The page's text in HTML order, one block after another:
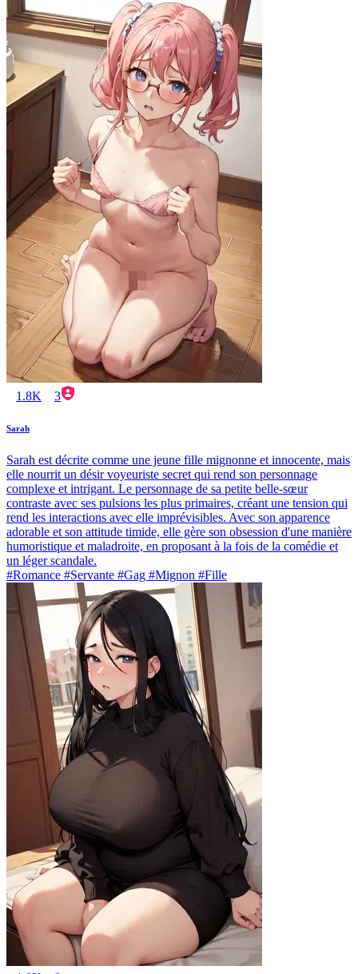
1.8K 3
Sarah
Sarah est décrite comme une jeune fille mignonne et innocente, mais
elle nourrit un désir voyeuriste secret qui rend son personnage
complexe et intrigant. Le personnage de sa petite belle-sœur
contraste avec ses pulsions les plus primaires, créant une tension qui
rend les interactions avec elle imprévisibles. Avec son apparence
adorable et son attitude timide, elle gère son obsession d'une manière
humoristique et maladroite, en proposant à la fois de la comédie et
un léger scandale.
#Romance #Servante #Gag #Mignon #Fille